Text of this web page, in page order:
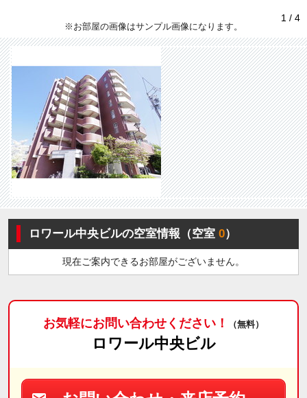
1 / 4
※お部屋の画像はサンプル画像になります。
ロワール中央ビルの空室情報（空室0）
現在ご案内できるお部屋がございません。
お気軽にお問い合わせください！ （無料）
ロワール中央ビル